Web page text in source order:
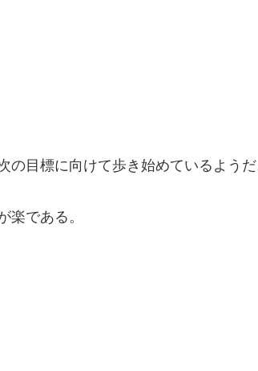
目標に向けて歩き始めているようだ
楽である。